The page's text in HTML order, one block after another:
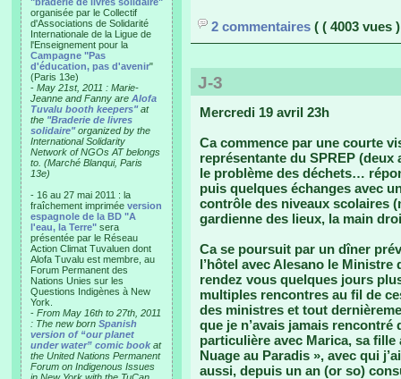
organisée par le Collectif
d'Associations de Solidarité
Internationale de la Ligue de
l'Enseignement pour la
Campagne "Pas
d'éducation, pas d'avenir"
(Paris 13e)
- May 21st, 2011 : Marie-
Jeanne and Fanny are Alofa
Tuvalu booth keepers"at
the "Braderie de livres
solidaire"organized by the
International Solidarity
Network of NGOs AT belongs
to. (Marché Blanqui, Paris
13e)
- 16 au 27 mai 2011 : la
fraîchement imprimée version
espagnole de la BD "A
l'eau, la Terre" sera
présentée par le Réseau
Action Climat Tuvaluen dont
Alofa Tuvalu est membre, au
Forum Permanent des
Nations Unies sur les
Questions Indigènes à New
York.
- From May 16th to 27th, 2011
: The new born Spanish
version of “our planet
under water” comic book at
the United Nations Permanent
Forum on Indigenous Issues
2 commentaires ( ( 4003 vues
J-3
Mercredi 19 avril 23h
Ca commence par une courte
représentante du SPREP
le problème des déchets…
puis quelques échanges avec
contrôle des niveaux scolaires
gardienne des lieux, la main
Ca se poursuit par un dîner
l’hôtel avec Alesano le Ministre
rendez vous quelques jours
multiples rencontres au fil de
des ministres et tout
que je n’avais jamais
particulière avec Marica, sa fille
Nuage au Paradis », avec qui
aussi, depuis un an (or so)